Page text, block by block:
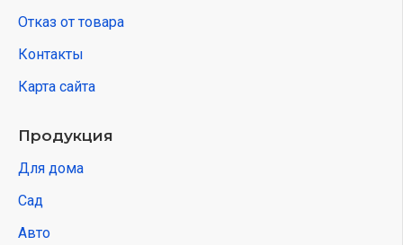
Отказ от товара
Контакты
Карта сайта
Продукция
Для дома
Сад
Авто